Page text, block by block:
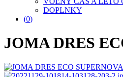
DOPLNKY
(0)
JOMA DRES